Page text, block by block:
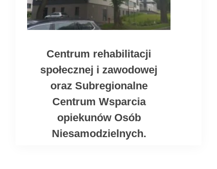
Centrum rehabilitacji
społecznej i zawodowej
oraz Subregionalne
Centrum Wsparcia
opiekunów Osób
Niesamodzielnych.